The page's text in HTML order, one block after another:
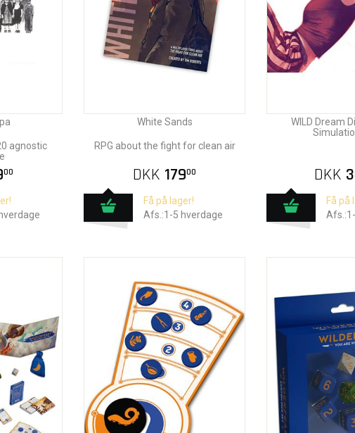
agnostic
00
White Sands
RPG about the fight for clean air
DKK 17900
Få på lager!
Afs.:1-5 hverdage
WILD Dream
DKK
Få på